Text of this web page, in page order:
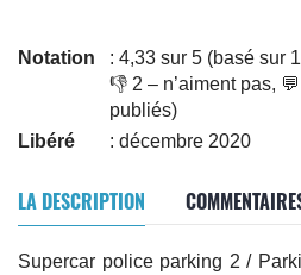
Notation
: 4,33 sur 5 (basé sur
👎 2 – n’aiment pas,
publiés)
Libéré
: décembre 2020
LA DESCRIPTION
Supercar police parking 2 /